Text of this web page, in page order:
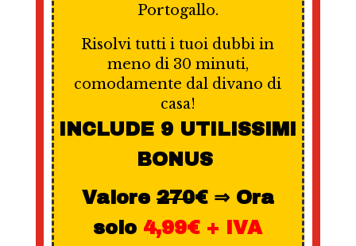
Portogallo.
Risolvi tutti i tuoi dubbi in
meno di 30 minuti,
comodamente dal divano di
casa!
INCLUDE 9 UTILISSIMI
BONUS
Valore 270€ ⇒ Ora
solo 4,99€ + IVA